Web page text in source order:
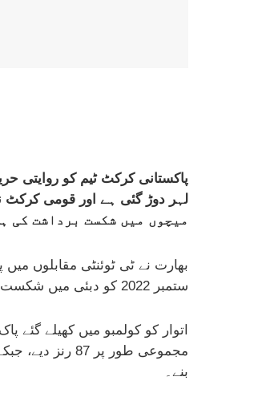
پاکستانی کرکٹ ٹیم کو روایتی
میچوں میں شکست برداشت کی
بھارت نے ٹی ٹوئنٹی مقابلوں
ستمبر 2022 کو دبئی میں شکست دی تھی، تاہم اس کے بعد سے دونوں ٹیموں کے کپتانوں کے درمیان دوبارہ مصافحہ دیکھنے کو نہیں ملا۔
بنے۔